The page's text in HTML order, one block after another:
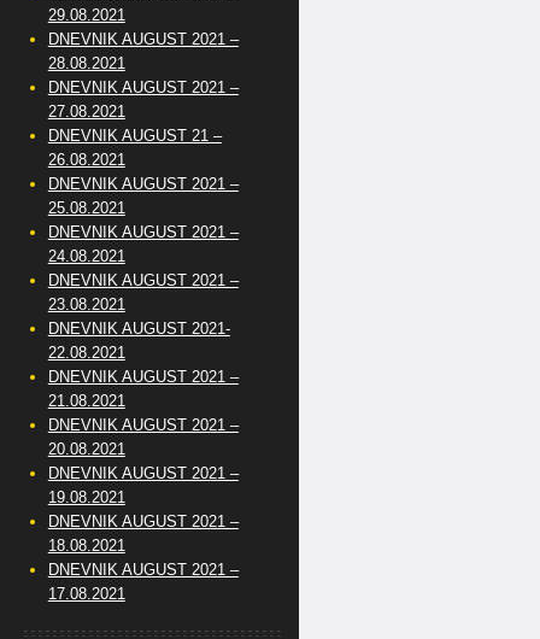
29.08.2021
DNEVNIK AUGUST 2021 –
28.08.2021
DNEVNIK AUGUST 2021 –
27.08.2021
DNEVNIK AUGUST 21 –
26.08.2021
DNEVNIK AUGUST 2021 –
25.08.2021
DNEVNIK AUGUST 2021 –
24.08.2021
DNEVNIK AUGUST 2021 –
23.08.2021
DNEVNIK AUGUST 2021-
22.08.2021
DNEVNIK AUGUST 2021 –
21.08.2021
DNEVNIK AUGUST 2021 –
20.08.2021
DNEVNIK AUGUST 2021 –
19.08.2021
DNEVNIK AUGUST 2021 –
18.08.2021
DNEVNIK AUGUST 2021 –
17.08.2021